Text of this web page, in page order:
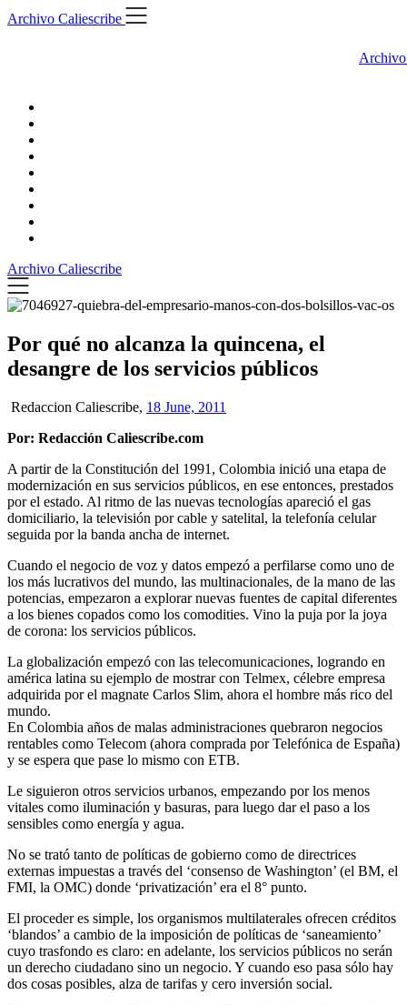
Skip
to
Archivo Caliescribe
Archivo Caliescribe
Por qué no alcanza la quincena, el
desangre de los servicios públicos
Redaccion Caliescribe, 18 June, 2011
Por: Redacción Caliescribe.com
A partir de la Constitución del 1991, Colombia inició una etapa de
modernización en sus servicios públicos, en ese entonces, prestados
por el estado. Al ritmo de las nuevas tecnologías apareció el gas
domiciliario, la televisión por cable y satelital, la telefonía celular
seguida por la banda ancha de internet.
Cuando el negocio de voz y datos empezó a perfilarse como uno de
los más lucrativos del mundo, las multinacionales, de la mano de las
potencias, empezaron a explorar nuevas fuentes de capital diferentes
a los bienes copados como los comodities. Vino la puja por la joya
de corona: los servicios públicos.
La globalización empezó con las telecomunicaciones, logrando en
américa latina su ejemplo de mostrar con Telmex, célebre empresa
adquirida por el magnate Carlos Slim, ahora el hombre más rico del
mundo.
En Colombia años de malas administraciones quebraron negocios
rentables como Telecom (ahora comprada por Telefónica de España)
y se espera que pase lo mismo con ETB.
Le siguieron otros servicios urbanos, empezando por los menos
vitales como iluminación y basuras, para luego dar el paso a los
sensibles como energía y agua.
No se trató tanto de políticas de gobierno como de directrices
externas impuestas a través del ‘consenso de Washington’ (el BM, el
FMI, la OMC) donde ‘privatización’ era el 8° punto.
El proceder es simple, los organismos multilaterales ofrecen créditos
‘blandos’ a cambio de la imposición de políticas de ‘saneamiento’
cuyo trasfondo es claro: en adelante, los servicios públicos no serán
un derecho ciudadano sino un negocio. Y cuando eso pasa sólo hay
dos cosas posibles, alza de tarifas y cero inversión social.